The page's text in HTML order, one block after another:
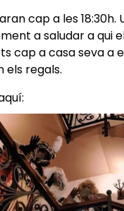
cap a les
a saludar a qui
cap a casa seva
els regals.